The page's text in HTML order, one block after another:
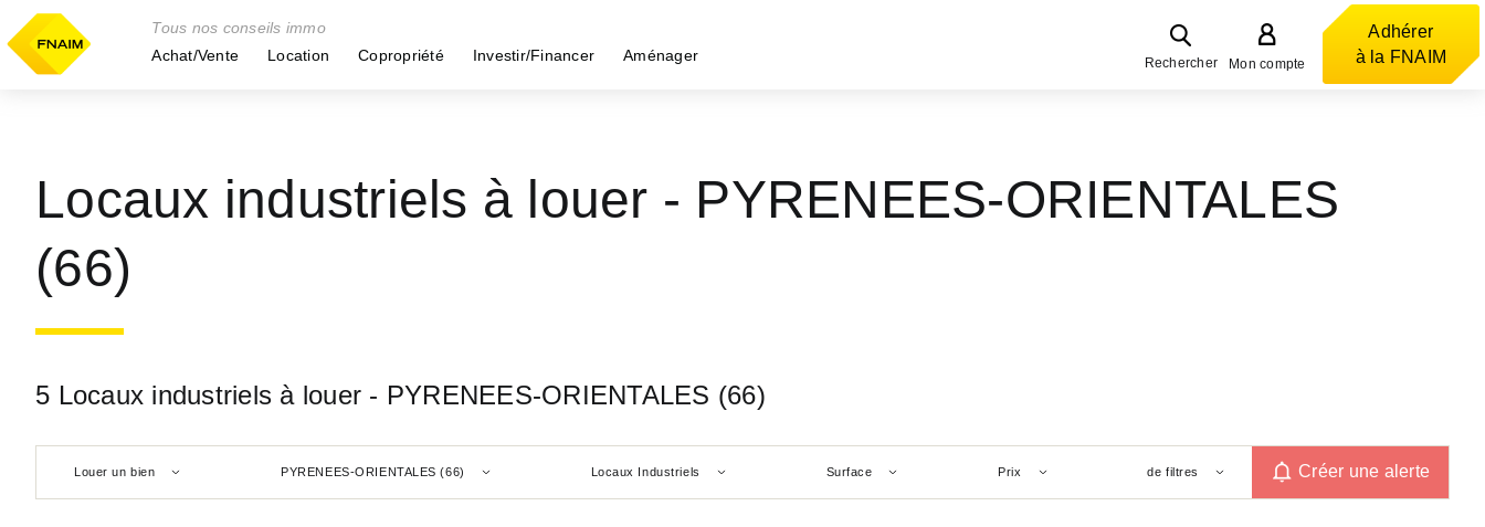
Tous nos conseils immo
Achat/Vente
Location Copropriété Investir/Financer Aménager Rechercher Mon compte
Adhérer
à la FNAIM
Locaux industriels à louer - PYRENEES-ORIENTALES
(66)
5 Locaux industriels à louer - PYRENEES-ORIENTALES (66)
Louer un bien PYRENEES-ORIENTALES (66) Locaux Industriels Surface Prix de filtres Créer une alerte